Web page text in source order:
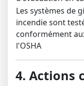
Les systèmes de
incendie sont
conformément
l'OSHA
4. Actions